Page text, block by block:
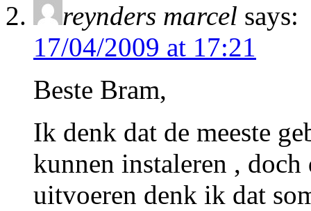
reynders marcel says:
17/04/2009 at 17:21
Beste Bram,
Ik denk dat de meeste
kunnen instaleren ,
uitvoeren denk ik dat